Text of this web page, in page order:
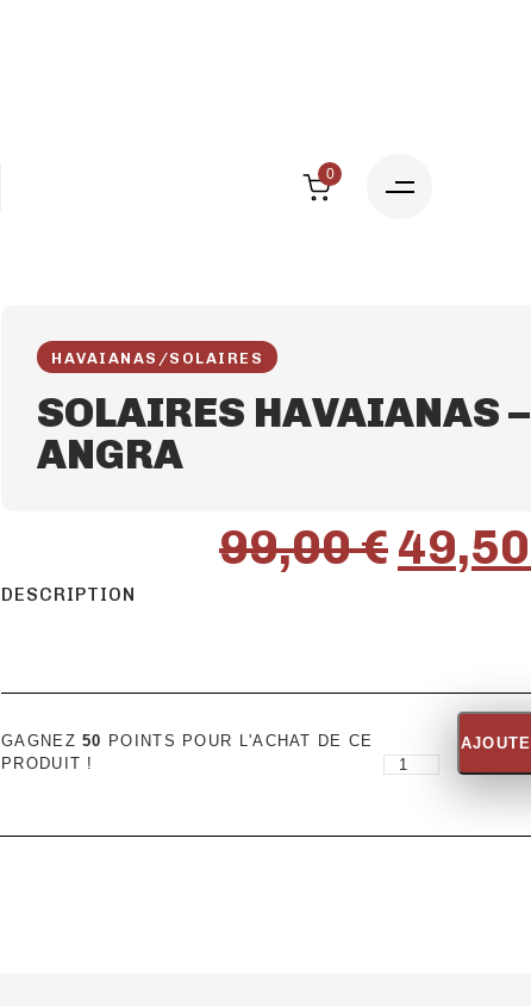
0
HAVAIANAS /SOLAIRES
SOLAIRES HAVAIANAS –
ANGRA
99,00€49,50
DESCRIPTION
GAGNEZ50 POINTS POUR L'ACHAT DE CE
PRODUIT !